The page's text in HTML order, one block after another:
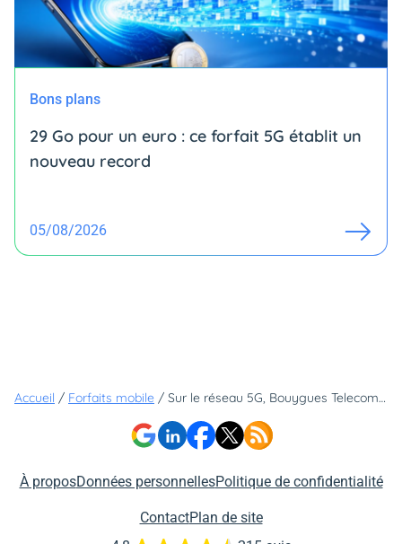
Bons plans
29 Go pour un euro : ce forfait 5G établit un
nouveau record
05/08/2026
Accueil / Forfaits mobile / Sur le réseau 5G, Bouygues Telecom signe la meilleure offre avec de la data quasi illimitée
À proposDonnées personnellesPolitique de confidentialité
ContactPlan de site